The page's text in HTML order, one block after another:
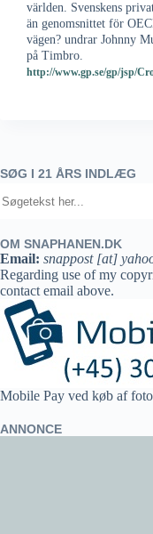
världen. Svenskens
än genomsnittet för
vägen? undrar Johnny
på Timbro.
http://www.gp.se/gp/jsp/
SØG I 21 ÅRS INDLÆG
OM SNAPHANEN.DK
Email: snappost [at]
Regarding use of my
contact email above.
Mobile Pay ved køb af
ANNONCE